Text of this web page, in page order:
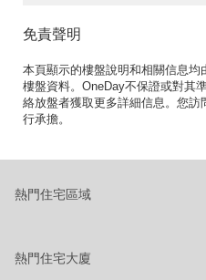
免責聲明
本頁顯示的樓盤說明和相關信息
樓盤資料。OneDay不保證或對其
絡放盤者獲取更多詳細信息。您訪
行承擔。
熱門住宅區域
熱門住宅大廈